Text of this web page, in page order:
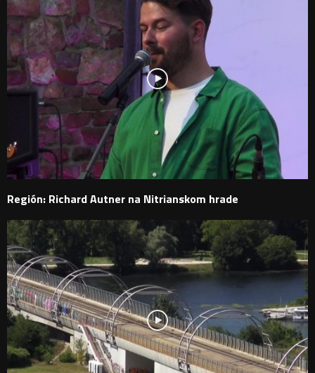
Región: Richard Autner na Nitrianskom hrade